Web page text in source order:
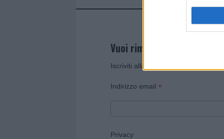
Vuoi rimanere sempre
Iscriviti alla newsletter di Gallura
Indirizzo email *
Privacy